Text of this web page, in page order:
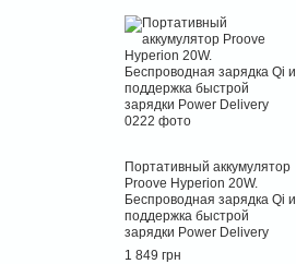
Портативный аккумулятор
Proove Hyperion 20W.
Беспроводная зарядка Qi и
поддержка быстрой
зарядки Power Delivery
1 849 грн